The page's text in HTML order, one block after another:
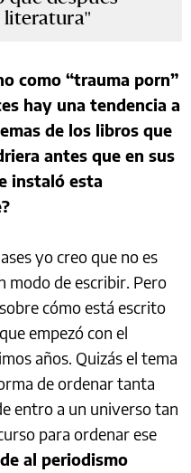
literatura
como “trauma porn”
hay una tendencia a
de los libros que
antes que en sus
instaló esta
yo creo que no es
modo de escribir. Pero
cómo está escrito
empezó con el
años. Quizás el tema
de ordenar tanta
entro a un universo tan
para ordenar ese
al periodismo